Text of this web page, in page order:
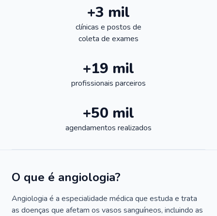
+3 mil
clínicas e postos de
coleta de exames
+19 mil
profissionais parceiros
+50 mil
agendamentos realizados
O que é angiologia?
Angiologia é a especialidade médica que estuda e trata
as doenças que afetam os vasos sanguíneos, incluindo as